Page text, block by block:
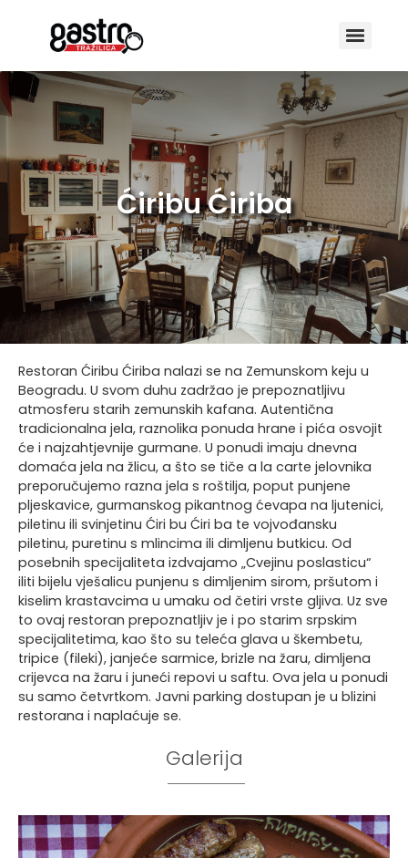
Ćiribu Ćiriba
Restoran Ćiribu Ćiriba nalazi se na Zemunskom keju u
Beogradu. U svom duhu zadržao je prepoznatljivu
atmosferu starih zemunskih kafana. Autentična
tradicionalna jela, raznolika ponuda hrane i pića osvojit
će i najzahtjevnije gurmane. U ponudi imaju dnevna
domaća jela na žlicu, a što se tiče a la carte jelovnika
preporučujemo razna jela s roštilja, poput punjene
pljeskavice, gurmanskog pikantnog ćevapa na ljutenici,
piletinu ili svinjetinu Ćiri bu Ćiri ba te vojvođansku
piletinu, puretinu s mlincima ili dimljenu butkicu. Od
posebnih specijaliteta izdvajamo „Cvejinu poslasticu“
iliti bijelu vješalicu punjenu s dimljenim sirom, pršutom i
kiselim krastavcima u umaku od četiri vrste gljiva. Uz sve
to ovaj restoran prepoznatljiv je i po starim srpskim
specijalitetima, kao što su teleća glava u škembetu,
tripice (fileki), janjeće sarmice, brizle na žaru, dimljena
crijevca na žaru i juneći repovi u saftu. Ova jela u ponudi
su samo četvrtkom. Javni parking dostupan je u blizini
restorana i naplaćuje se.
Galerija